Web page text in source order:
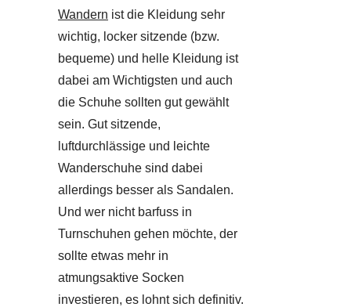
Wandern ist die Kleidung sehr
wichtig, locker sitzende (bzw.
bequeme) und helle Kleidung ist
dabei am Wichtigsten und auch
die Schuhe sollten gut gewählt
sein. Gut sitzende,
luftdurchlässige und leichte
Wanderschuhe sind dabei
allerdings besser als Sandalen.
Und wer nicht barfuss in
Turnschuhen gehen möchte, der
sollte etwas mehr in
atmungsaktive Socken
investieren, es lohnt sich definitiv.